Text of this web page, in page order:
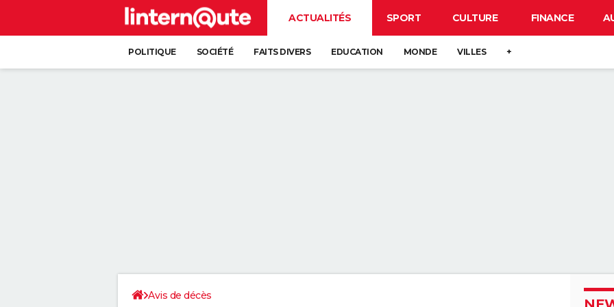
ACTUALITÉS SPORT CULTURE FINANCE
POLITIQUE SOCIÉTÉ FAITS DIVERS EDUCATION MONDE VILLES +
Avis de décès